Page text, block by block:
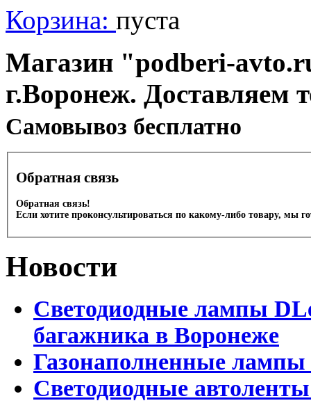
Корзина: пуста
Магазин "podberi-
г.Воронеж. Доставляем
Cамовывоз бесплатно
Обратная связь
Обратная связь!
Если хотите проконсультироваться по какому-либо товару, мы
Новости
Светодиодные лампы
багажника в Воронеже
Газонаполненные
Светодиодные